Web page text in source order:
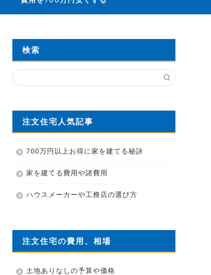
検索
注文住宅人気記事
700万円以上お得に家を建てる秘訣
家を建てる費用や諸費用
ハウスメーカーや工務店の選び方
注文住宅の費用、相場
土地ありなしの予算や価格